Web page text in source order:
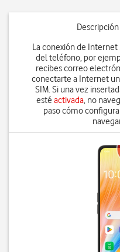
La conexión de
del teléfono, por
recibes correo
conectarte a Internet
SIM. Si una vez
estéactivada, no
paso cómo